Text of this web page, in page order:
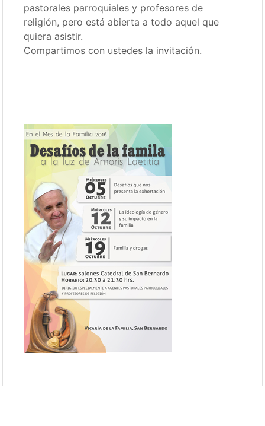
pastorales parroquiales y profesores de
religión, pero está abierta a todo aquel que
quiera asistir.
Compartimos con ustedes la invitación.